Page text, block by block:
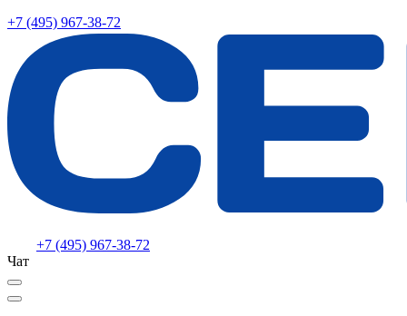
+7 (495) 967-38-72
+7 (495) 967-38-72
Чат